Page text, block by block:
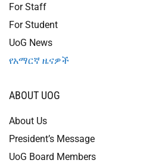
For Staff
For Student
UoG News
የአማርኛ ዜናዎች
ABOUT UOG
About Us
President’s Message
UoG Board Members